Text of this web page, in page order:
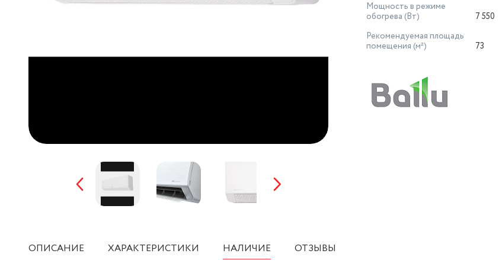
Мощность в режиме
обогрева (Вт)
7 550
Рекомендуемая площадь
помещения (м²)
73
ОПИСАНИЕ ХАРАКТЕРИСТИКИ НАЛИЧИЕ ОТЗЫВЫ